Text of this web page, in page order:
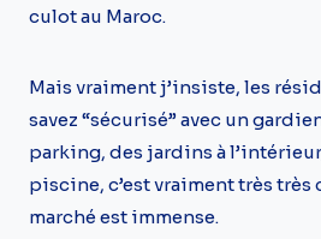
culot au Maroc.
Mais vraiment j’insiste, les
savez “sécurisé” avec un
parking, des jardins à
piscine, c’est vraiment très très
marché est immense.